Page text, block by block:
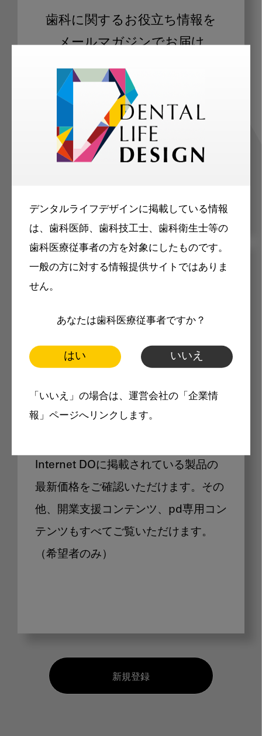
デンタルライフデザインに掲載している情報
は、歯科医師、歯科技工士、歯科衛生士等の
歯科医療従事者の方を対象にしたものです。
一般の方に対する情報提供サイトではありま
せん。
あなたは歯科医療従事者ですか？
はい いいえ
「いいえ」の場合は、運営会社の「企業情
報」ページへリンクします。
歯科に関するお役立ち情報を
メールマガジンでお届け
ご登録いただいた職種（歯科医師、歯
科衛生士、歯科技工士）に合わせた内
容のメールマガジンをお届けします。
メリット
製品価格も閲覧可能
Internet DOに掲載されている製品の
最新価格をご確認いただけます。その
他、開業支援コンテンツ、pd専用コン
テンツもすべてご覧いただけます。
（希望者のみ）
新規登録